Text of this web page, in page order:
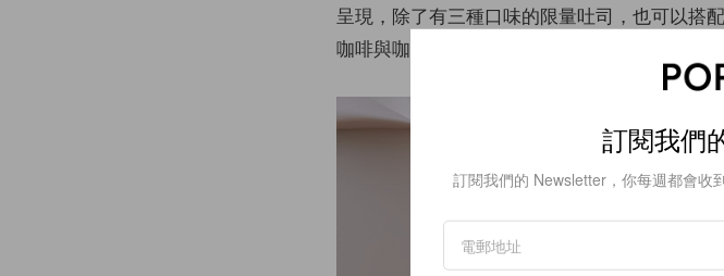
呈現，除了有三種口味的限量吐司，也可以搭
咖啡與咖啡歐蕾一起帶走。
訂閱我們
訂閱我們的 Newsletter，你每週都會收